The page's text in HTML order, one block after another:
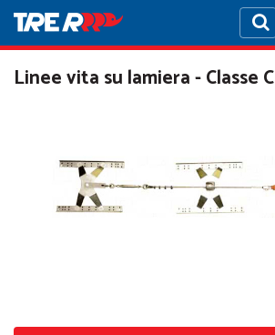
Linee vita su lamiera - Classe C